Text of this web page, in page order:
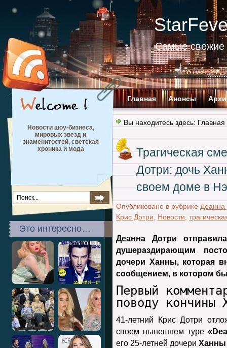
Самые свежие
Главная Анонсы
Новости шоу-бизнеса,
мировых звезд и
знаменитостей, светская
хроника и мода
Это интересно…
Вы находитесь здесь: Главная
Трагическая
Дотри: дочь
своем доме в
Опубликовано в рубрике Деанна
Крис Дотри,Новости,
Деанна Дотри
душераздирающим
дочери Ханны, которая
сообщением, в котором
Первый
поводу кончины
41-летний Крис Дотри
своем нынешнем туре
его 25-летней дочери Ханны